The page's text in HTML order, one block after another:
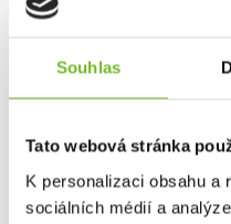
Souhlas
Tato webová stránka
K personalizaci obsahu a
sociálních médií a
situaci, který kombinuje
Ke stažení